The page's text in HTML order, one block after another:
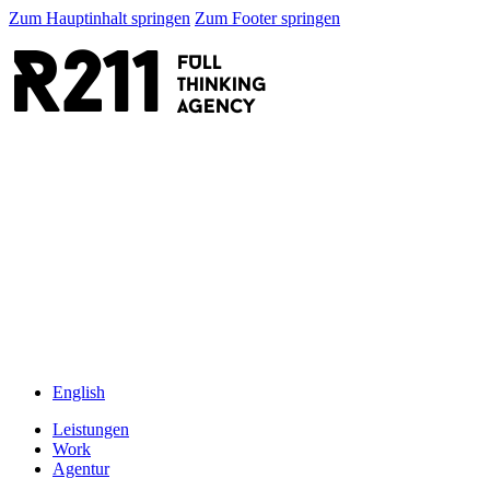
Zum Hauptinhalt springen Zum Footer springen
R211
FULL
thinking
AGENCY
English
Leistungen
Work
Agentur